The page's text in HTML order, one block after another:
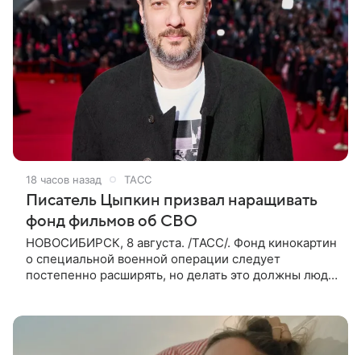
18 часов назад ТАСС
Писатель Цыпкин призвал наращивать
фонд фильмов об СВО
НОВОСИБИРСК, 8 августа. /ТАСС/. Фонд кинокартин
о специальной военной операции следует
постепенно расширять, но делать это должны люди,